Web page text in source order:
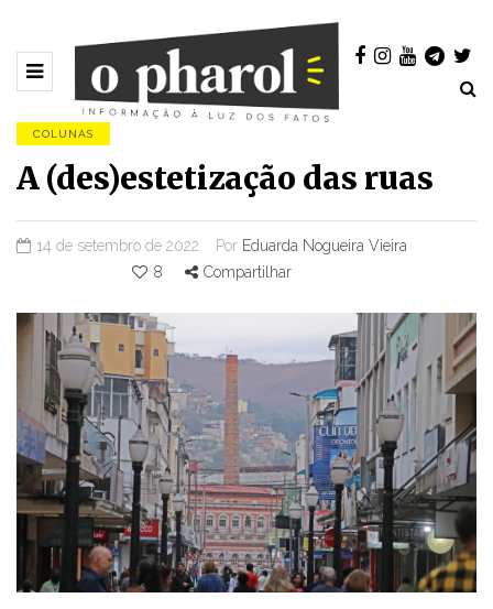
COLUNAS
A (des)estetização das ruas
14 de setembro de 2022 Por Eduarda Nogueira Vieira
8
Compartilhar